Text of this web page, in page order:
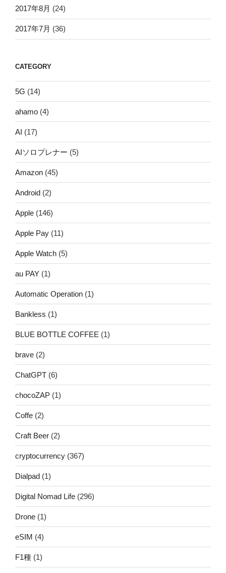
2017年8月 (24)
2017年7月 (36)
CATEGORY
5G (14)
ahamo (4)
AI (17)
AIソロプレナー (5)
Amazon (45)
Android (2)
Apple (146)
Apple Pay (11)
Apple Watch (5)
au PAY (1)
Automatic Operation (1)
Bankless (1)
BLUE BOTTLE COFFEE (1)
brave (2)
ChatGPT (6)
chocoZAP (1)
Coffe (2)
Craft Beer (2)
cryptocurrency (367)
Dialpad (1)
Digital Nomad Life (296)
Drone (1)
eSIM (4)
F1種 (1)